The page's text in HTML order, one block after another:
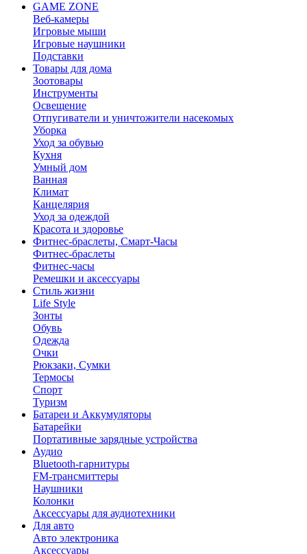
GAME ZONE
Веб-камеры
Игровые мыши
Игровые наушники
Подставки
Товары для дома
Зоотовары
Инструменты
Освещение
Отпугиватели и уничтожители насекомых
Уборка
Уход за обувью
Кухня
Умный дом
Ванная
Климат
Канцелярия
Уход за одеждой
Красота и здоровье
Фитнес-браслеты, Смарт-Часы
Фитнес-браслеты
Фитнес-часы
Ремешки и аксессуары
Стиль жизни
Life Style
Зонты
Обувь
Одежда
Очки
Рюкзаки, Сумки
Термосы
Спорт
Туризм
Батареи и Аккумуляторы
Батарейки
Портативные зарядные устройства
Аудио
Bluetooth-гарнитуры
FM-трансмиттеры
Наушники
Колонки
Аксессуары для аудиотехники
Для авто
Авто электроника
Аксессуары